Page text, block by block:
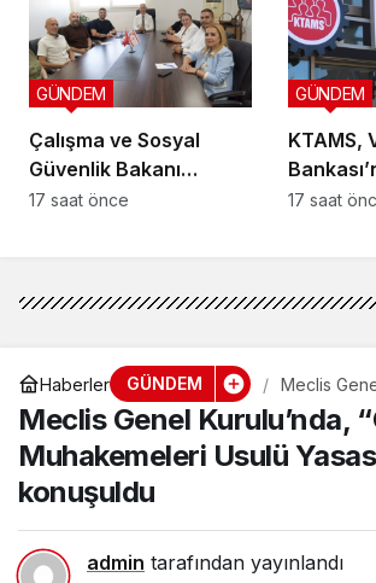
Çalışma ve Sosyal
Güvenlik Bakanı
Hasipoğlu,
GÜNDEM
17 saat önce
KTAMS,
eleştirdi
GÜNDEM
17 saat
Haberler GÜNDEM
Meclis
“Ceza
Yasası”
Meclis Genel Kurulu’nda,
Muhakemeleri Usulü
konuşuldu
admin tarafından yayınlandı